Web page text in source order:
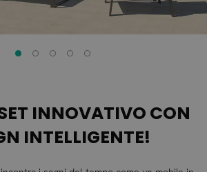
INNOVATIVO CON
INTELLIGENTE!